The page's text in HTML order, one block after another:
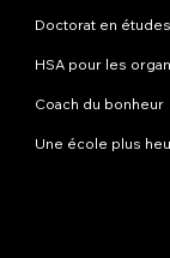
Doctorat en
HSA pour les
Coach du bonheur
Une école plus